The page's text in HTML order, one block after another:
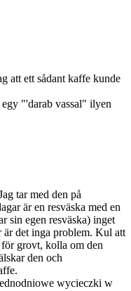
att ett sådant kaffe kunde
"'darab vassal" ilyen
tar med den på
är en resväska med en
sin egen resväska) inget
är det inga problem. Kul att
grovt, kolla om den
den och
wycieczki w